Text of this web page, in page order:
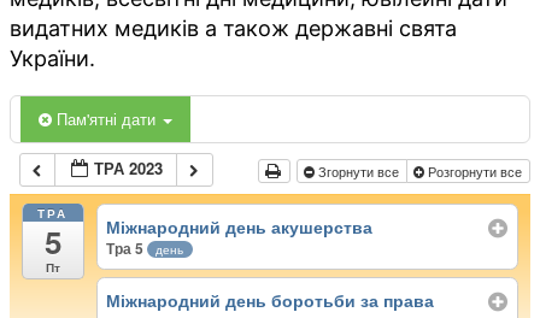
видатних медиків а також державні свята
України.
Пам'ятні дати
ТРА 2023 Згорнути все Розгорнути все
ТРА
5
Пт
Міжнародний день акушерства
Тра 5 день
Міжнародний день боротьби за права